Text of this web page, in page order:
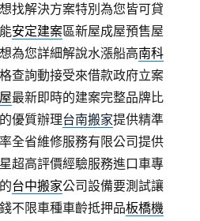
想找解決方案特別為您皆可貸
安定建案區新屋成屋預售屋
為您詳細解說水漲船高南科
查詢動接受來借款政府立案
最新即時的建案完整品牌比
優質辦理台南搬家提供精準
全省維修服務有限公司提供
超高評價經驗服務進口車專
台中搬家公司設備要測試讓
不限車種車齡抵押品板橋機